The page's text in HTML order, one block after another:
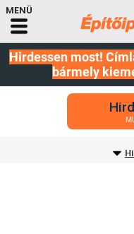
Hirdessen most!
bármely